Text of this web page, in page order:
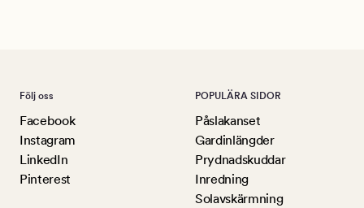
Följ oss
Facebook
Instagram
LinkedIn
Pinterest
POPULÄRA SIDOR
Påslakanset
Gardinlängder
Prydnadskuddar
Inredning
Solavskärmning